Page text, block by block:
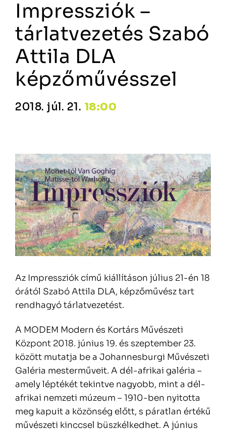
Impressziók –
tárlatvezetés Szabó
Attila DLA
képzőművésszel
2018. júl. 21. 18:00
Az Impressziók című kiállításon július 21-én 18
órától Szabó Attila DLA, képzőművész tart
rendhagyó tárlatvezetést.
A MODEM Modern és Kortárs Művészeti
Központ 2018. június 19. és szeptember 23.
között mutatja be a Johannesburgi Művészeti
Galéria mesterműveit. A dél-afrikai galéria –
amely léptékét tekintve nagyobb, mint a dél-
afrikai nemzeti múzeum – 1910-ben nyitotta
meg kapuit a közönség előtt, s páratlan értékű
művészeti kinccsel büszkélkedhet. A június